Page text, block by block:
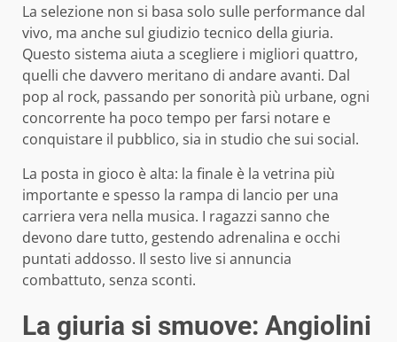
La selezione non si basa solo sulle performance dal
vivo, ma anche sul giudizio tecnico della giuria.
Questo sistema aiuta a scegliere i migliori quattro,
quelli che davvero meritano di andare avanti. Dal
pop al rock, passando per sonorità più urbane, ogni
concorrente ha poco tempo per farsi notare e
conquistare il pubblico, sia in studio che sui social.
La posta in gioco è alta: la finale è la vetrina più
importante e spesso la rampa di lancio per una
carriera vera nella musica. I ragazzi sanno che
devono dare tutto, gestendo adrenalina e occhi
puntati addosso. Il sesto live si annuncia
combattuto, senza sconti.
La giuria si smuove: Angiolini